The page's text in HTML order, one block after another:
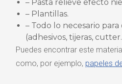
– Pasta relieve efecto
– Plantillas.
– Todo lo necesario
(adhesivos, tijeras,
Puedes encontrar este
como, por ejemplo, papeles